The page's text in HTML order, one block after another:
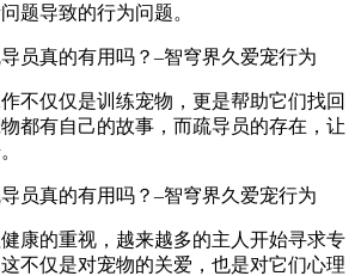
题导致的行为问题。
不仅仅是训练宠物，更是帮助它们找回
都有自己的故事，而疏导员的存在，让
康的重视，越来越多的主人开始寻求专
不仅是对宠物的关爱，也是对它们心理